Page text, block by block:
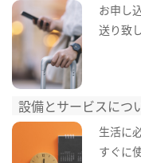
お申し
送り致
設備とサービスにつ
生活に
すぐに